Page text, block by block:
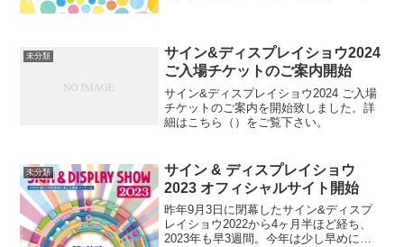
未分類
サイン&ディスプレイショウ2024
ご入場チケットのご案内開始
サイン&ディスプレイショウ2024 ご入場
チケットのご案内を開始致しました。詳
細はこちら（）をご覧下さい。
未分類
サイン & ディスプレイショウ
2023 オフィシャルサイト開始
昨年9月3日に閉幕したサイン&ディスプ
レイショウ2022から4ヶ月半ほど経ち、
2023年も早3週間。今年は少し早めに